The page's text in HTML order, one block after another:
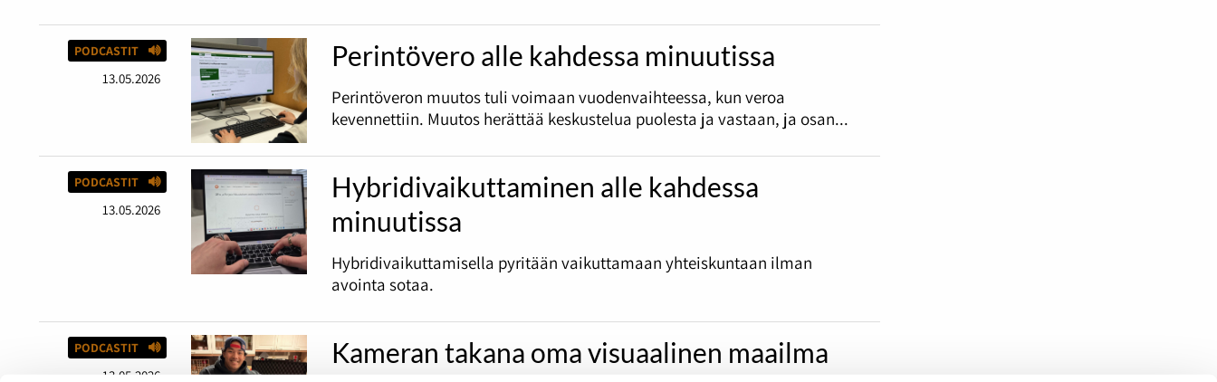
PODCASTIT
13.05.2026
Perintövero alle kahdessa minuutissa
Perintöveron muutos tuli voimaan vuodenvaihteessa, kun veroa
kevennettiin. Muutos herättää keskustelua puolesta ja vastaan, ja osan...
PODCASTIT
13.05.2026
Hybridivaikuttaminen alle kahdessa
minuutissa
Hybridivaikuttamisella pyritään vaikuttamaan yhteiskuntaan ilman
avointa sotaa.
PODCASTIT
13.05.2026
Kameran takana oma visuaalinen maailma